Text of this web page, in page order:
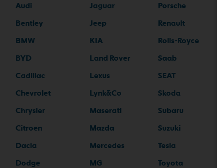
Audi
Bentley
BMW
BYD
Cadillac
Chevrolet
Chrysler
Citroen
Dacia
Dodge
Jaguar
Jeep
KIA
Land Rover
Lexus
Lynk&Co
Maserati
Mazda
Mercedes
MG
Porsche
Renault
Rolls-Royce
Saab
SEAT
Skoda
Subaru
Suzuki
Tesla
Toyota